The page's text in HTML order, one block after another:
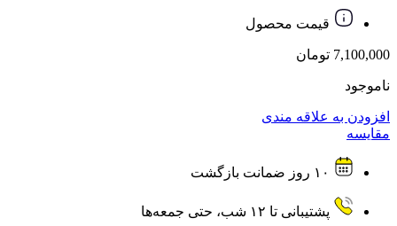
قیمت محصول
7,100,000 تومان
ناموجود
افزودن به علاقه مندی
مقایسه
۱۰ روز ضمانت بازگشت
پشتیبانی تا ۱۲ شب، حتی جمعه‌ها